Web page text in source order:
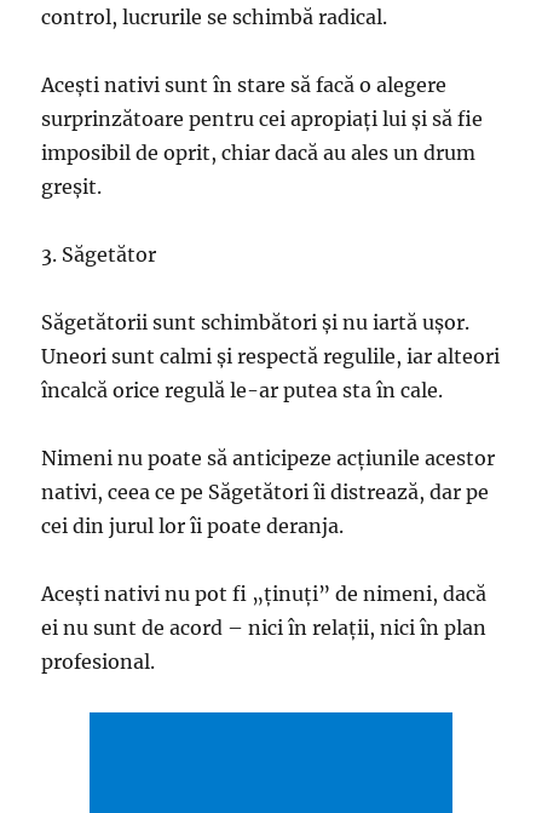
control, lucrurile se schimbă radical.
Acești nativi sunt în stare să facă o alegere
surprinzătoare pentru cei apropiați lui și să fie
imposibil de oprit, chiar dacă au ales un drum
greșit.
3. Săgetător
Săgetătorii sunt schimbători și nu iartă ușor.
Uneori sunt calmi și respectă regulile, iar alteori
încalcă orice regulă le-ar putea sta în cale.
Nimeni nu poate să anticipeze acțiunile acestor
nativi, ceea ce pe Săgetători îi distrează, dar pe
cei din jurul lor îi poate deranja.
Acești nativi nu pot fi „ținuți” de nimeni, dacă
ei nu sunt de acord – nici în relații, nici în plan
profesional.